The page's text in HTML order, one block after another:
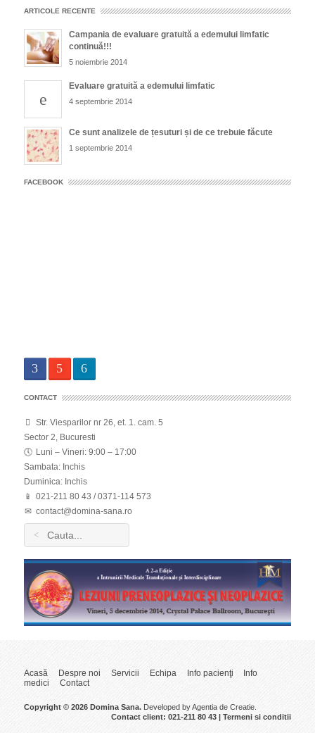
ARTICOLE RECENTE
Campania de evaluare gratuită a edemului limfatic
continuă!!!
5 noiembrie 2014
Evaluare gratuită a edemului limfatic
4 septembrie 2014
Ce sunt analizele de țesuturi și de ce trebuie făcute
1 septembrie 2014
FACEBOOK
CONTACT
Str. Viesparilor nr 26, et. 1. cam. 5
Sector 2, Bucuresti
Luni – Vineri: 9:00 – 17:00
Sambata: Inchis
Duminica: Inchis
021-211 80 43 / 0371-114 573
contact@domina-sana.ro
Search
for:
Acasă Despre noi Servicii Echipa Info pacienţi
Info
medici
Contact
Copyright © 2026 Domina Sana. Developed byAgentia de Creatie
Contact client: 021-211 80 43 | Termeni si conditii